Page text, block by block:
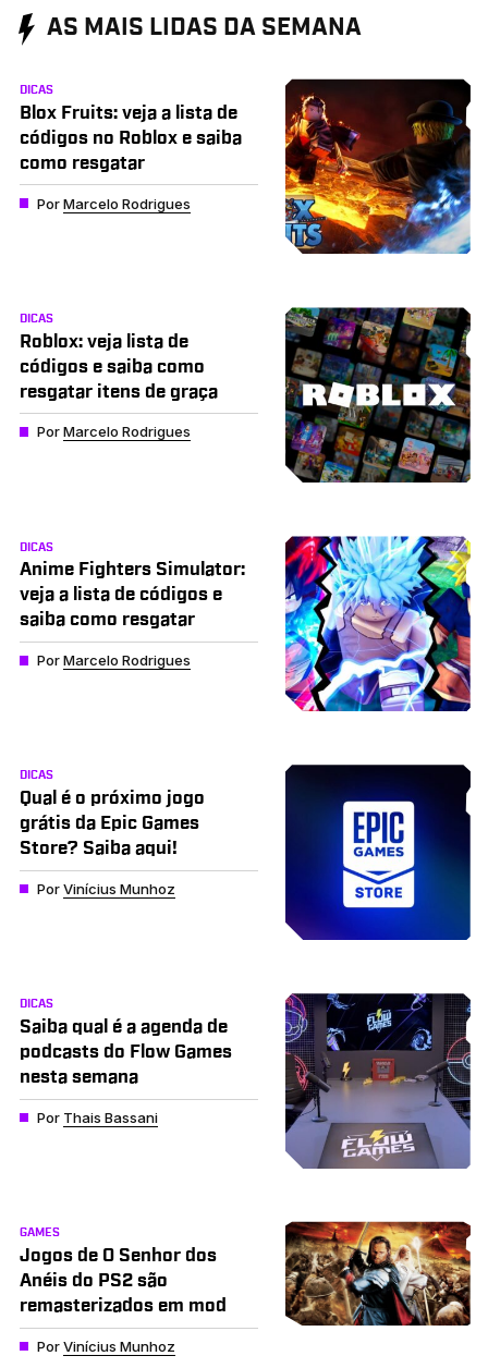
AS MAIS LIDAS DA SEMANA
DICAS
Blox Fruits: veja a lista de
códigos no Roblox e saiba
como resgatar
PorMarcelo Rodrigues
DICAS
Roblox: veja lista de
códigos e saiba como
resgatar itens de graça
PorMarcelo Rodrigues
DICAS
Anime Fighters Simulator:
veja a lista de códigos e
saiba como resgatar
PorMarcelo Rodrigues
DICAS
Qual é o próximo jogo
grátis da Epic Games
Store? Saiba aqui!
PorVinícius Munhoz
DICAS
Saiba qual é a agenda de
podcasts do Flow Games
nesta semana
Por Thais Bassani
GAMES
Jogos de O Senhor dos
Anéis do PS2 são
remasterizados em mod
PorVinícius Munhoz